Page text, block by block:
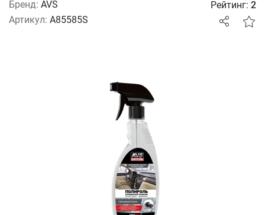
Бренд: AVS
Артикул: A85585S
Рейтинг: 2